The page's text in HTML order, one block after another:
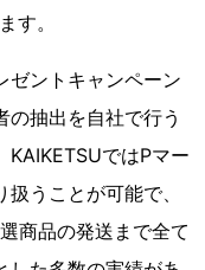
す。
ゼントキャンペーン
抽出を自社で行う
KAIKETSUではPマー
うことが可能で、
商品の発送まで全て